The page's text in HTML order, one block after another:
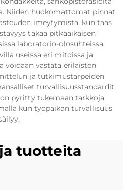
Niiden huokomattomat pinnat
imeytymistä, kun taas
takaa pitkäaikaisen
laboratorio-olosuhteissa.
useissa eri mitoissa ja
voidaan vastata erilaisten
ja tutkimustarpeiden
turvallisuusstandardit
pyritty tukemaan tarkkoja
kun työpaikan turvallisuus
tuotteita